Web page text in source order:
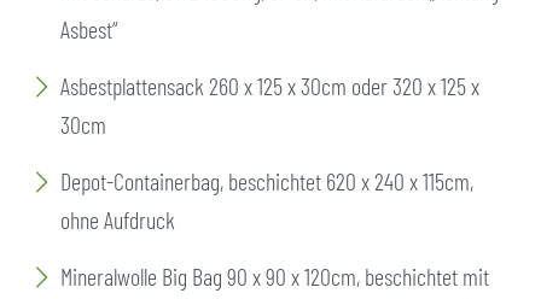
Asbest“
Asbestplattensack 260 x 125 x 30cm oder 320 x 125 x
30cm
Depot-Containerbag, beschichtet 620 x 240 x 115cm,
ohne Aufdruck
Mineralwolle Big Bag 90 x 90 x 120cm, beschichtet mit